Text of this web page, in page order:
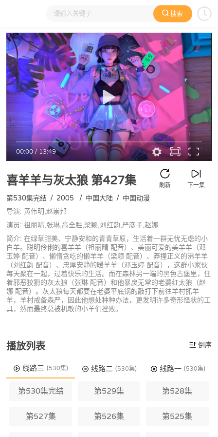
搜索
大家在看 日本动漫 国产动漫 欧美动漫 动漫电影
00:00/13:49
喜羊羊与灰太狼第427集 下一集
刷新
第530集完结 / 2005 / 中国大陆 / 中国动漫
导演: 黄伟明,赵崇邦
演员: 祖丽晴,张琳,高全胜,梁颖,刘红韵,严彦子,赵娜
简介: 在绿草甜美、宁静安和的青青草原，生活着一群无忧无虑的小
白羊。聪明伶俐的喜羊羊（祖丽晴 配音）、美丽可爱的美羊羊（邓
玉婷 配音）、懒惰贪吃的懒羊羊（梁颖 配音）、莽撞正义的沸羊羊
（刘红韵 配音）、忠厚安静的暖羊羊（邓玉婷 配音），这群小家伙
每天聚在一起，过着快乐的生活。而在森林另一端的黑色古堡里，住
着邪恶狡猾的灰太狼（张琳 配音）和他暴戾无常的老婆红太狼（赵
娜 配音）。灰太狼每天都要在老婆平底锅的敲打下前往羊村抓羊
羊，羊村戒备森严，因此他想处种种办法，更发明许多奇形怪状的工
具，然而最终总被机敏的小羊们挫败。
播放列表 倒序
线路三 (530集) 线路二 (530集) 线路一 (530集)
第530集完结 第529集 第528集
第527集 第526集 第525集